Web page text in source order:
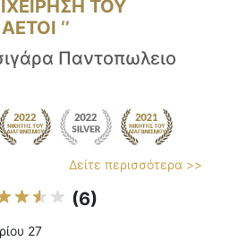
ΤΟΥ
‘’
Παντοπωλειο
Δείτε περισσότερα >>
(6)
27